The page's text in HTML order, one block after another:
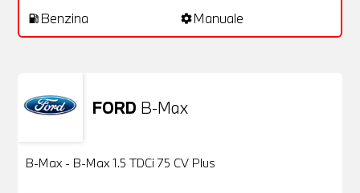
local_gas_station Benzina settingsManuale
FORD B-Max
B-Max - B-Max 1.5 TDCi 75 CV Plus